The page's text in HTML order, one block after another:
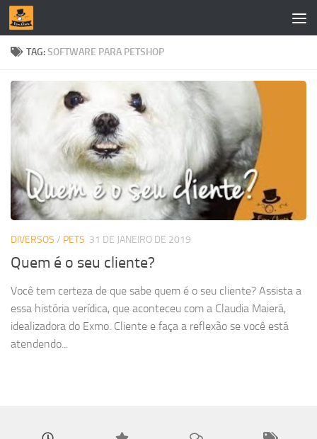
Skip to content
TAG:SOFTWARE PARA PETSHOP
DIVERSOS / PETS 31 DE JANEIRO DE 2019
Quem é o seu cliente?
Você tem certeza de que sabe quem é o seu cliente? Assista a
essa história verídica, que aconteceu com a Claudia Maierá,
idealizadora do Exmo. Cliente e faça a reflexão se você está
atendendo...